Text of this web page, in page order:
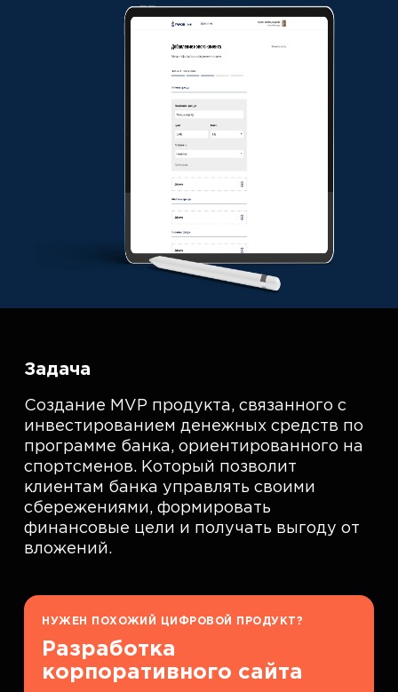
Задача
Создание MVP продукта, связанного с
инвестированием денежных средств по
программе банка, ориентированного на
спортсменов. Который позволит
клиентам банка управлять своими
сбережениями, формировать
финансовые цели и получать выгоду от
вложений.
НУЖЕН ПОХОЖИЙ ЦИФРОВОЙ ПРОДУКТ?
Разработка
корпоративного сайта